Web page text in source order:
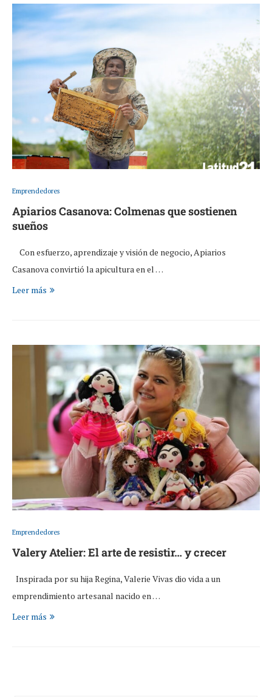
Emprendedores
Apiarios Casanova: Colmenas que sostienen
sueños
Con esfuerzo, aprendizaje y visión de negocio, Apiarios
Casanova convirtió la apicultura en el …
Leer más
Emprendedores
Valery Atelier: El arte de resistir… y crecer
Inspirada por su hija Regina, Valerie Vivas dio vida a un
emprendimiento artesanal nacido en …
Leer más